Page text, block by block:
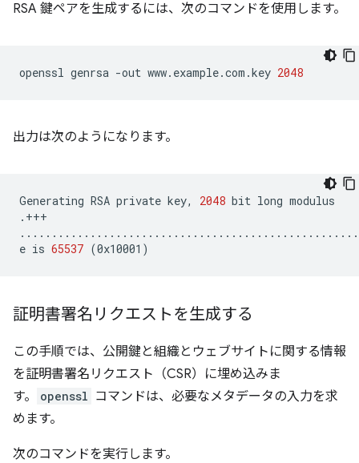
RSA 鍵ペアを生成するには、次のコマンドを使用します。
openssl genrsa -out www.example.com.key 2048
出力は次のようになります。
Generating RSA private key, 2048 bit long modulus
.+++
e is 65537 (0x10001 )
証明書署名リクエストを生成する
この手順では、公開鍵と組織とウェブサイトに関する情報
を証明書署名リクエスト（CSR）に埋め込みま
す。
openssl コマンドは、必要なメタデータの入力を求
めます。
次のコマンドを実行します。